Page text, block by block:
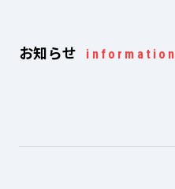
お知らせ information